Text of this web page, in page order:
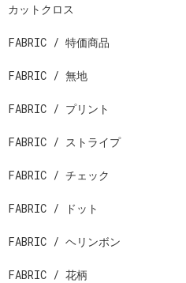
カットクロス
FABRIC / 特価商品
FABRIC / 無地
FABRIC / プリント
FABRIC / ストライプ
FABRIC / チェック
FABRIC / ドット
FABRIC / ヘリンボン
FABRIC / 花柄